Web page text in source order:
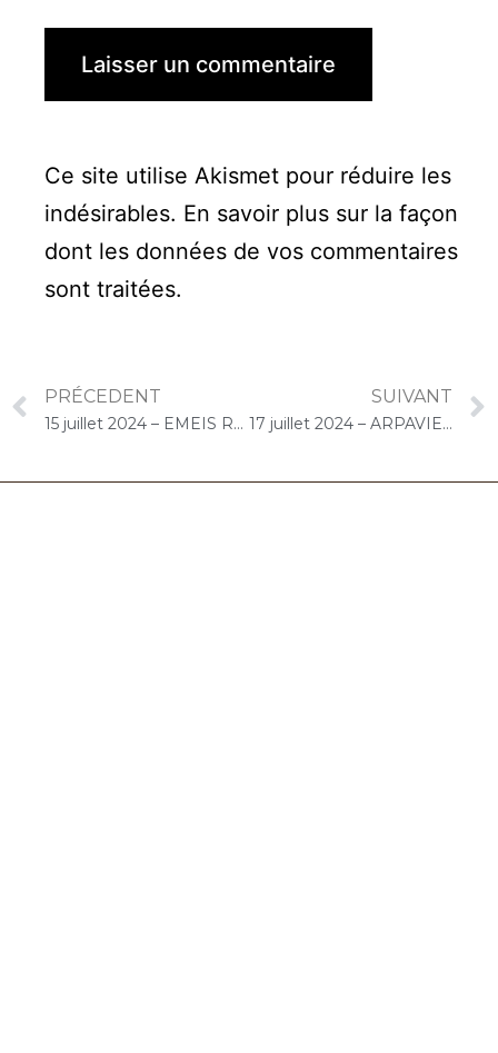
Ce site utilise Akismet pour réduire les
indésirables. En savoir plus sur la façon
dont les données de vos commentaires
sont traitées.
PRÉCEDENT
15 juillet 2024 – EMEIS René Legros (Dourdan) : Concert « Cello Solo »
SUIVANT
17 juillet 2024 – ARPAVIE Anne de Bretagne (Les Mureaux) : Concert « Gelato-Cello Solo »